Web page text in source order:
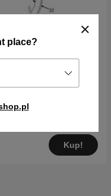
place?
Lewy
Kup!